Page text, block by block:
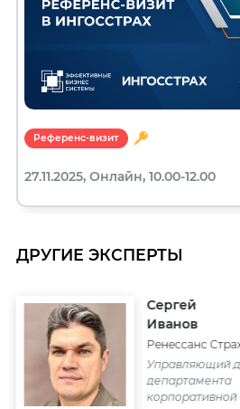
Референс-визит
27.11.2025, Онлайн, 10.00-12.00
ДРУГИЕ ЭКСПЕРТЫ
Сергей
Иванов
Ренессанс
Управляющий
департамента
корпоративной